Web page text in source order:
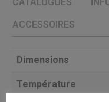
ACCESSOIRES
Dimensions
Température